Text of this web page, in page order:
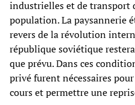
industrielles et de transport
population. La paysannerie
revers de la révolution
république soviétique
que prévu. Dans ces
privé furent nécessaires
cours et permettre une